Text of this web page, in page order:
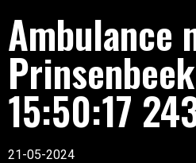
Ambulance
15:50:17
21-05-2024